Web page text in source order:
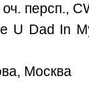
персп.,
U Dad In
Москва